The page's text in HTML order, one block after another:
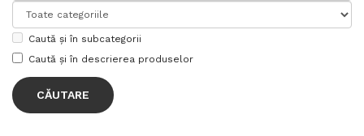
Caută și în subcategorii
Caută și în descrierea produselor